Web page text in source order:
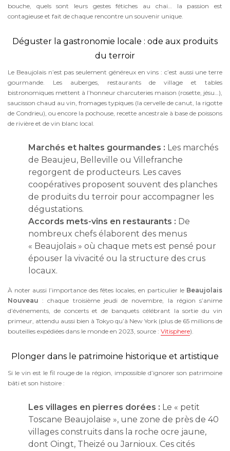
bouche, quels sont leurs gestes fétiches au chai… la passion est
contagieuse et fait de chaque rencontre un souvenir unique.
Déguster la gastronomie locale : ode aux produits
du terroir
Le Beaujolais n’est pas seulement généreux en vins : c’est aussi une terre
gourmande. Les auberges, restaurants de village et tables
bistronomiques mettent à l’honneur charcuteries maison (rosette, jésu…),
saucisson chaud au vin, fromages typiques (la cervelle de canut, la rigotte
de Condrieu), ou encore la pochouse, recette ancestrale à base de poissons
de rivière et de vin blanc local.
Marchés et haltes gourmandes : Les marchés
de Beaujeu, Belleville ou Villefranche
regorgent de producteurs. Les caves
coopératives proposent souvent des planches
de produits du terroir pour accompagner les
dégustations.
Accords mets-vins en restaurants : De
nombreux chefs élaborent des menus
« Beaujolais » où chaque mets est pensé pour
épouser la vivacité ou la structure des crus
locaux.
À noter aussi l’importance des fêtes locales, en particulier le Beaujolais
Nouveau : chaque troisième jeudi de novembre, la région s’anime
d’événements, de concerts et de banquets célébrant la sortie du vin
primeur, attendu aussi bien à Tokyo qu’à New York (plus de 65 millions de
bouteilles expédiées dans le monde en 2023, source : Vitisphere).
Plonger dans le patrimoine historique et artistique
Si le vin est le fil rouge de la région, impossible d’ignorer son patrimoine
bâti et son histoire :
Les villages en pierres dorées : Le « petit
Toscane Beaujolaise », une zone de près de 40
villages construits dans la roche ocre jaune,
dont Oingt, Theizé ou Jarnioux. Ces cités